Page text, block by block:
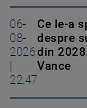
06-
08-
2026
22:47
Ce le-a
despre
din
Vance